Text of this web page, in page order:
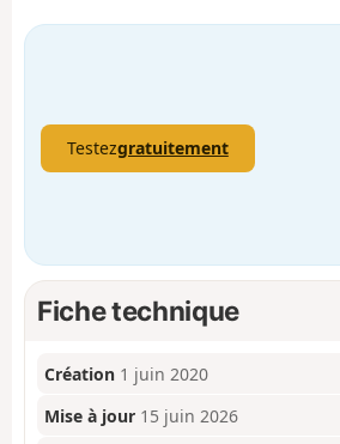
Testezgratuitement
Fiche technique
Création 1 juin 2020
Mise à jour 15 juin 2026